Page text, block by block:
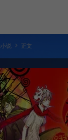
说 正文